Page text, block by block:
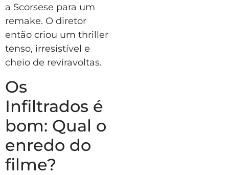
a Scorsese para um
remake. O diretor
então criou um thriller
tenso, irresistível e
cheio de reviravoltas.
Os
Infiltrados é
bom: Qual o
enredo do
filme?